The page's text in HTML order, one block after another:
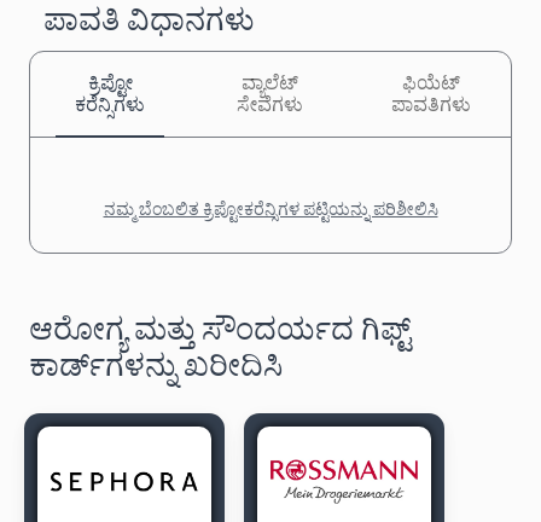
ಪಾವತಿ ವಿಧಾನಗಳು
ಕ್ರಿಪ್ಟೋ
ಕರೆನ್ಸಿಗಳು
ವ್ಯಾಲೆಟ್
ಸೇವೆಗಳು
ಫಿಯೆಟ್
ಪಾವತಿಗಳು
ನಮ್ಮ ಬೆಂಬಲಿತ ಕ್ರಿಪ್ಟೋಕರೆನ್ಸಿಗಳ ಪಟ್ಟಿಯನ್ನು ಪರಿಶೀಲಿಸಿ
ಆರೋಗ್ಯ ಮತ್ತು ಸೌಂದರ್ಯದ ಗಿಫ್ಟ್
ಕಾರ್ಡ್‌ಗಳನ್ನು ಖರೀದಿಸಿ